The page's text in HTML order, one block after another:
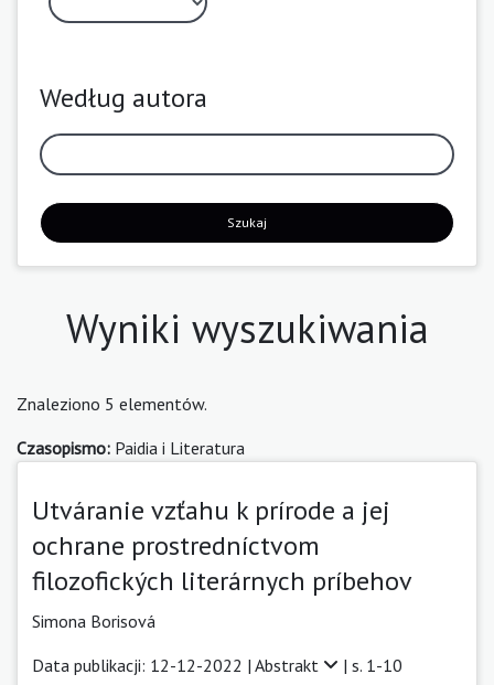
Według autora
Szukaj
Wyniki wyszukiwania
Znaleziono 5 elementów.
Czasopismo: Paidia i Literatura
Utváranie vzťahu k prírode a jej
ochrane prostredníctvom
filozofických literárnych príbehov
Simona Borisová
Data publikacji: 12-12-2022 | Abstrakt | s. 1-10